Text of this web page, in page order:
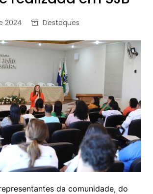
2024 Destaques
da comunidade, do